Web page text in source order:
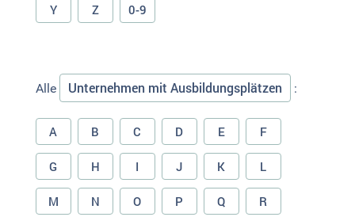
Y Z 0-9
Alle Unternehmen mit Ausbildungsplätzen :
A B C D E F
G H I J K L
M N O P Q R